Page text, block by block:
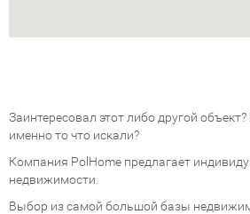
Заинтересовал этот либо другой
именно то что искали?
Компания PolHome предлагает
недвижимости.
Выбор из самой большой базы